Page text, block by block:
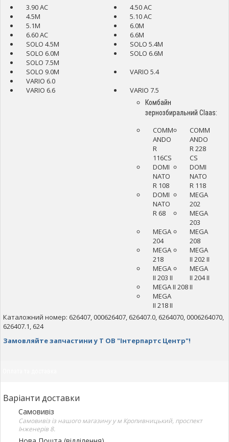
3.90 AC
4.50 AC
4.5M
5.10 AC
5.1M
6.0M
6.60 AC
6.6M
SOLO 4.5M
SOLO 5.4M
SOLO 6.0M
SOLO 6.6M
SOLO 7.5M
SOLO 9.0M
VARIO 5.4
VARIO 6.0
VARIO 6.6
VARIO 7.5
Комбайн
зернозбиральний Claas:
COMM
ANDO
R
116CS
COMM
ANDO
R 228
CS
DOMI
NATO
R 108
DOMI
NATO
R 118
DOMI
NATO
R 68
MEGA
202
MEGA
203
MEGA
204
MEGA
208
MEGA
218
MEGA
II 202 II
MEGA
II 203 II
MEGA
II 204 II
MEGA II 208 II
MEGA
II 218 II
Каталожний номер: 626407, 000626407, 626407.0, 6264070, 0006264070,
626407.1, 624
Замовляйте запчастини у Т ОВ "Інтерпартс Центр"!
Варіанти доставки
Самовивіз
Самовивіз із нашого магазину у м Кропивницький, проспект
Інженерів 8.